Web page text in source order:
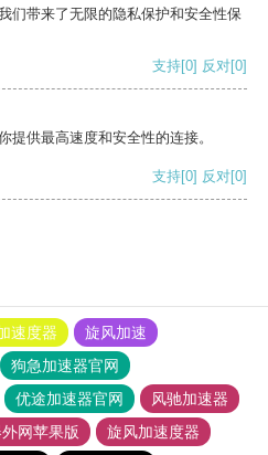
们带来了无限的隐私保护和安全性保
支持[0] 反对[0]
提供最高速度和安全性的连接。
支持[0] 反对[0]
速度器
旋风加速
狗急加速器官网
优途加速器官网
风驰加速器
网苹果版
旋风加速度器